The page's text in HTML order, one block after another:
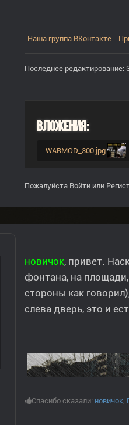
Наша группа ВКонтакте -
Последнее редактирование:
Вложения:
...WARMOD_300.jpg
Пожалуйста Войти или
новичок, привет.
фонтана, на
стороны как
слева дверь, это и
Спасибо сказали: новичок